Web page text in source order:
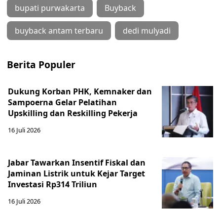
bupati purwakarta Buyback
buyback antam terbaru dedi mulyadi
Berita Populer
Dukung Korban PHK, Kemnaker dan
Sampoerna Gelar Pelatihan
Upskilling dan Reskilling Pekerja
16 Juli 2026
Jabar Tawarkan Insentif Fiskal dan
Jaminan Listrik untuk Kejar Target
Investasi Rp314 Triliun
16 Juli 2026